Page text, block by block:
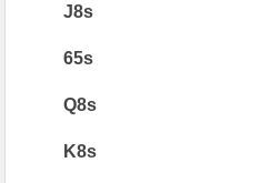
J8s
65s
Q8s
K8s